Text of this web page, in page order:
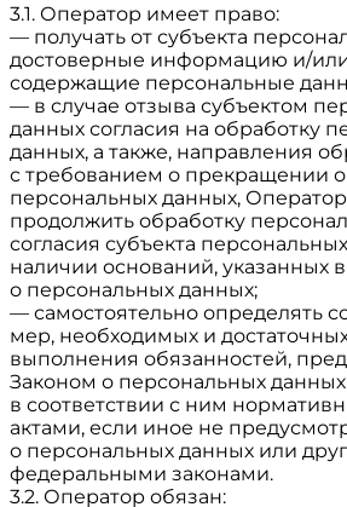
3.1. Оператор имеет право:
— получать от субъекта
достоверные информацию и/
содержащие персональные
— в случае отзыва субъектом
данных согласия на обработку
данных, а также, направления
с требованием о прекращении
персональных данных,
продолжить обработку
согласия субъекта
наличии оснований, указанных
о персональных данных;
— самостоятельно определять
мер, необходимых и
выполнения обязанностей,
Законом о персональных
в соответствии с ним
актами, если иное не
о персональных данных или
федеральными законами.
3.2. Оператор обязан: